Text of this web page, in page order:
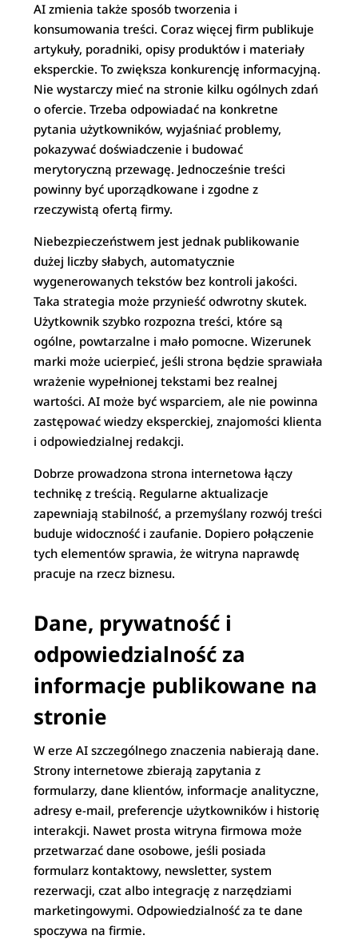
AI zmienia także sposób tworzenia i
konsumowania treści. Coraz więcej firm publikuje
artykuły, poradniki, opisy produktów i materiały
eksperckie. To zwiększa konkurencję informacyjną.
Nie wystarczy mieć na stronie kilku ogólnych zdań
o ofercie. Trzeba odpowiadać na konkretne
pytania użytkowników, wyjaśniać problemy,
pokazywać doświadczenie i budować
merytoryczną przewagę. Jednocześnie treści
powinny być uporządkowane i zgodne z
rzeczywistą ofertą firmy.
Niebezpieczeństwem jest jednak publikowanie
dużej liczby słabych, automatycznie
wygenerowanych tekstów bez kontroli jakości.
Taka strategia może przynieść odwrotny skutek.
Użytkownik szybko rozpozna treści, które są
ogólne, powtarzalne i mało pomocne. Wizerunek
marki może ucierpieć, jeśli strona będzie sprawiała
wrażenie wypełnionej tekstami bez realnej
wartości. AI może być wsparciem, ale nie powinna
zastępować wiedzy eksperckiej, znajomości klienta
i odpowiedzialnej redakcji.
Dobrze prowadzona strona internetowa łączy
technikę z treścią. Regularne aktualizacje
zapewniają stabilność, a przemyślany rozwój treści
buduje widoczność i zaufanie. Dopiero połączenie
tych elementów sprawia, że witryna naprawdę
pracuje na rzecz biznesu.
Dane, prywatność i
odpowiedzialność za
informacje publikowane na
stronie
W erze AI szczególnego znaczenia nabierają dane.
Strony internetowe zbierają zapytania z
formularzy, dane klientów, informacje analityczne,
adresy e-mail, preferencje użytkowników i historię
interakcji. Nawet prosta witryna firmowa może
przetwarzać dane osobowe, jeśli posiada
formularz kontaktowy, newsletter, system
rezerwacji, czat albo integrację z narzędziami
marketingowymi. Odpowiedzialność za te dane
spoczywa na firmie.